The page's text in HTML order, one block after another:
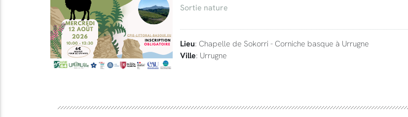
Sortie nature
Lieu: Chapelle de Sokorri - Corniche basque à Urrugne
Ville: Urrugne